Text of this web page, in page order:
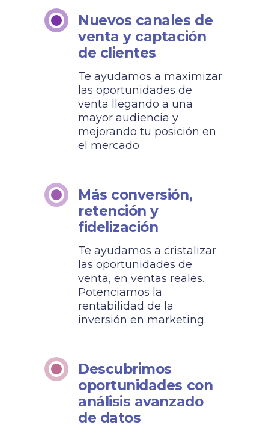
Nuevos canales de
venta y captación
de clientes
Te ayudamos a maximizar
las oportunidades de
venta llegando a una
mayor audiencia y
mejorando tu posición en
el mercado
Más conversión,
retención y
fidelización
Te ayudamos a cristalizar
las oportunidades de
venta, en ventas reales.
Potenciamos la
rentabilidad de la
inversión en marketing.
Descubrimos
oportunidades con
análisis avanzado
de datos